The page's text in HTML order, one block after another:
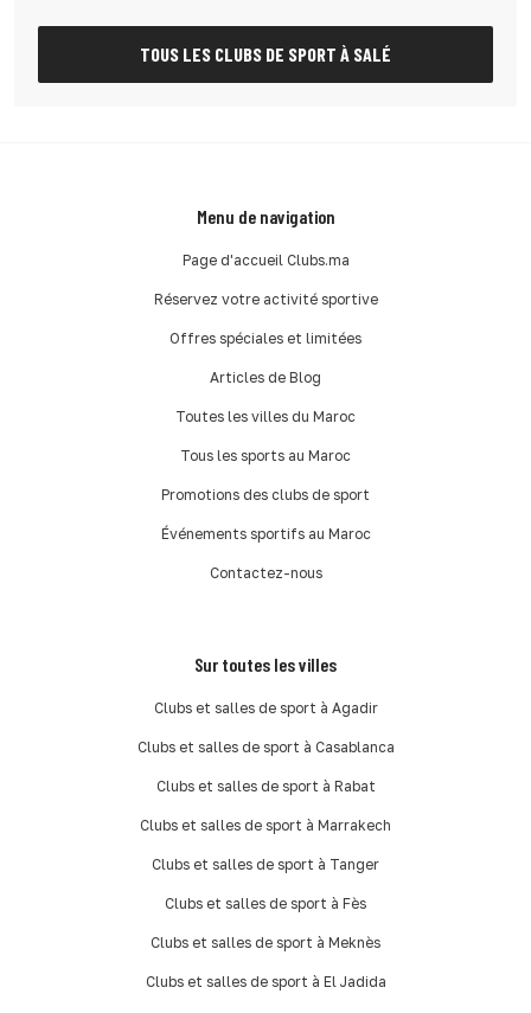
TOUS LES CLUBS DE SPORT À SALÉ
Menu de navigation
Page d'accueil Clubs.ma
Réservez votre activité sportive
Offres spéciales et limitées
Articles de Blog
Toutes les villes du Maroc
Tous les sports au Maroc
Promotions des clubs de sport
Événements sportifs au Maroc
Contactez-nous
Sur toutes les villes
Clubs et salles de sport à Agadir
Clubs et salles de sport à Casablanca
Clubs et salles de sport à Rabat
Clubs et salles de sport à Marrakech
Clubs et salles de sport à Tanger
Clubs et salles de sport à Fès
Clubs et salles de sport à Meknès
Clubs et salles de sport à El Jadida